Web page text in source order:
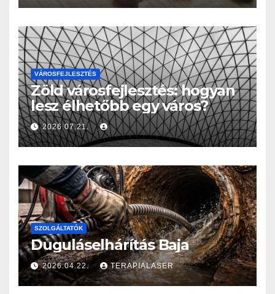
VÁROSFEJLESZTÉS
Zöld városfejlesztés: hogyan
lesz élhetőbb egy város?
2026.07.21.
SZOLGÁLTATÓK
Duguláselhárítás Baja
2026.04.22. TERAPIALASER